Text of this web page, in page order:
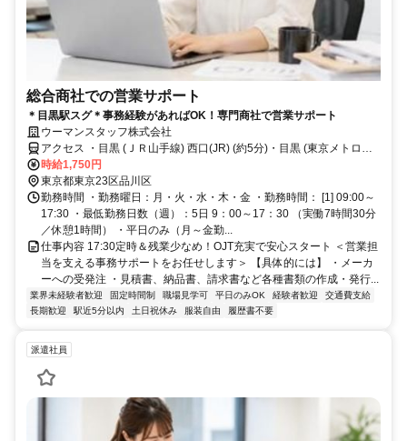
総合商社での営業サポート
＊目黒駅スグ＊事務経験があればOK！専門商社で営業サポート
ウーマンスタッフ株式会社
アクセス ・目黒 (ＪＲ山手線) 西口(JR) (約5分)・目黒 (東京メトロ南
北線) 西口 (約5分)・目黒 (都営三田線) 西口 (約5分)
時給1,750円
東京都東京23区品川区
勤務時間 ・勤務曜日：月・火・水・木・金 ・勤務時間： [1] 09:00～
17:30 ・最低勤務日数（週）：5日 9：00～17：30 （実働7時間30分
／休憩1時間） ・平日のみ（月～金勤...
仕事内容 17:30定時＆残業少なめ！OJT充実で安心スタート ＜営業担
当を支える事務サポートをお任せします＞ 【具体的には】 ・メーカ
ーへの受発注 ・見積書、納品書、請求書など各種書類の作成・発行...
業界未経験者歓迎 固定時間制 職場見学可 平日のみOK 経験者歓迎
交通費支給
長期歓迎
駅近5分以内 土日祝休み 服装自由 履歴書不要
派遣社員